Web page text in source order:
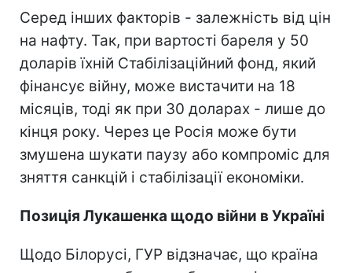
Серед інших факторів - залежність від цін
на нафту. Так, при вартості бареля у 50
доларів їхній Стабілізаційний фонд, який
фінансує війну, може вистачити на 18
місяців, тоді як при 30 доларах - лише до
кінця року. Через це Росія може бути
змушена шукати паузу або компроміс для
зняття санкцій і стабілізації економіки.
Позиція Лукашенка щодо війни в Україні
Щодо Білорусі, ГУР відзначає, що країна